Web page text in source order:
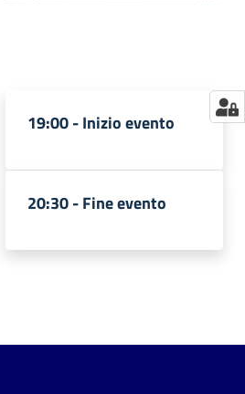
19:00 -Inizio evento
20:30 -Fine evento